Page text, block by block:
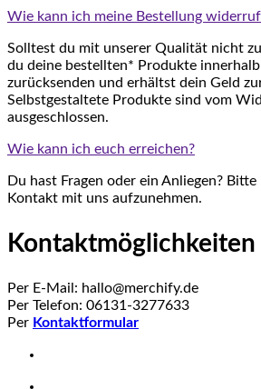
Wie kann ich meine Bestellung
Solltest du mit unserer Qualität nicht
du deine bestellten* Produkte innerhalb
zurücksenden und erhältst dein Geld
Selbstgestaltete Produkte sind vom
ausgeschlossen.
Wie kann ich euch erreichen?
Du hast Fragen oder ein Anliegen? Bitte
Kontakt mit uns aufzunehmen.
Kontaktmöglichkeiten
Per E-Mail: hallo@merchify.de
Per Telefon: 06131-3277633
Per Kontaktformular